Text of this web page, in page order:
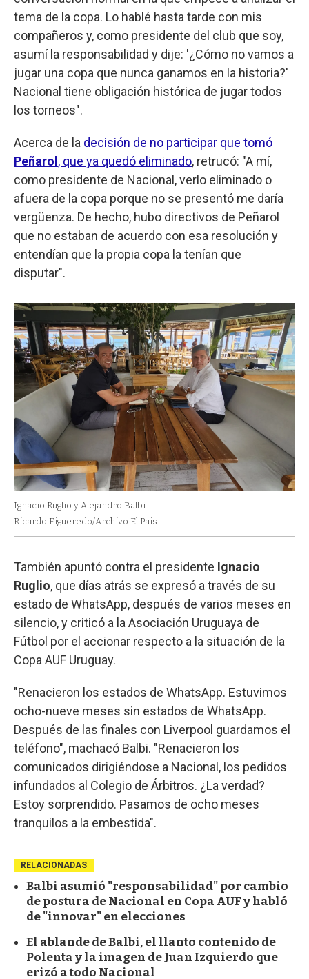
tema de la copa. Lo hablé hasta tarde con mis
compañeros y, como presidente del club que soy,
asumí la responsabilidad y dije: '¿Cómo no vamos a
jugar una copa que nunca ganamos en la historia?'
Nacional tiene obligación histórica de jugar todos
los torneos".
Acerca de la decisión de no participar que tomó
Peñarol , que ya quedó eliminado, retrucó: "A mí,
como presidente de Nacional, verlo eliminado o
afuera de la copa porque no se presentó me daría
vergüenza. De hecho, hubo directivos de Peñarol
que no estaban de acuerdo con esa resolución y
entendían que la propia copa la tenían que
disputar".
Ignacio Ruglio y Alejandro Balbi.
Ricardo Figueredo/Archivo El Pais
También apuntó contra el presidente Ignacio
Ruglio, que días atrás se expresó a través de su
estado de WhatsApp, después de varios meses en
silencio, y criticó a la Asociación Uruguaya de
Fútbol por el accionar respecto a la situación de la
Copa AUF Uruguay.
"Renacieron los estados de WhatsApp. Estuvimos
ocho-nueve meses sin estados de WhatsApp.
Después de las finales con Liverpool guardamos el
teléfono", machacó Balbi. "Renacieron los
comunicados dirigiéndose a Nacional, los pedidos
infundados al Colegio de Árbitros. ¿La verdad?
Estoy sorprendido. Pasamos de ocho meses
tranquilos a la embestida".
RELACIONADAS
Balbi asumió "responsabilidad" por cambio
de postura de Nacional en Copa AUF y habló
de "innovar" en elecciones
El ablande de Balbi, el llanto contenido de
Polenta y la imagen de Juan Izquierdo que
erizó a todo Nacional